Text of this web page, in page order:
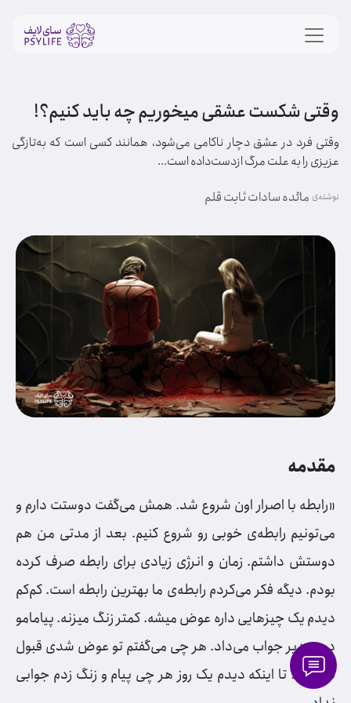
وقتی شکست عشقی میخوریم چه باید کنیم؟!
وقتی فرد در عشق دچار ناکامی می‌شود، همانند کسی است که به‌تازگی
عزیزی را به علت مرگ ازدست‌داده است...
نوشته‌ی مائده سادات ثابت قلم
مقدمه
«رابطه با اصرار اون شروع شد. همش می‌گفت دوستت دارم و
می‌تونیم رابطه‌ی خوبی رو شروع کنیم. بعد از مدتی من هم
دوستش داشتم. زمان و انرژی زیادی برای رابطه صرف کرده
بودم. دیگه فکر می‌کردم رابطه‌ی ما بهترین رابطه است. کم‌کم
دیدم یک چیزهایی داره عوض میشه. کمتر زنگ میزنه. پیامامو
دیربه‌دیر جواب می‌داد. هر چی می‌گفتم تو عوض شدی قبول
نمی‌کرد. تا اینکه دیدم یک روز هر چی پیام و زنگ زدم جوابی